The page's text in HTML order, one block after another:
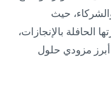
حيث
بالإنجازات،
مزودي حلول